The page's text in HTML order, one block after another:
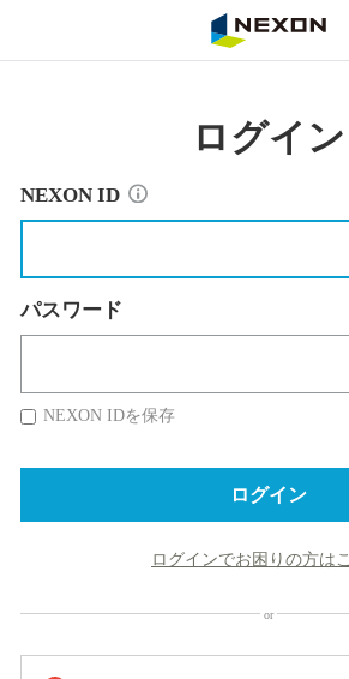
ログイン
NEXON ID
パスワード
NEXON IDを保存
ログイン
ログインでお困りの方は